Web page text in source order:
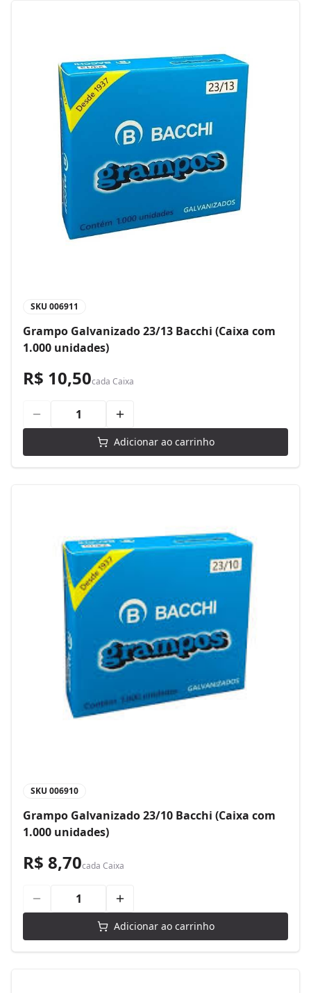
SKU 006911
Grampo Galvanizado 23/13 Bacchi (Caixa com
1.000 unidades)
R$ 10,50cada Caixa
Adicionar ao carrinho
SKU 006910
Grampo Galvanizado 23/10 Bacchi (Caixa com
1.000 unidades)
R$ 8,70cada Caixa
Adicionar ao carrinho